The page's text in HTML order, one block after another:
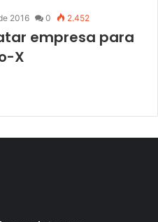
2016 0 2.452
empresa para
X